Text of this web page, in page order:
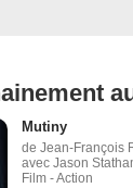
Mutiny
de Jean-François
avec Jason
Film - Action